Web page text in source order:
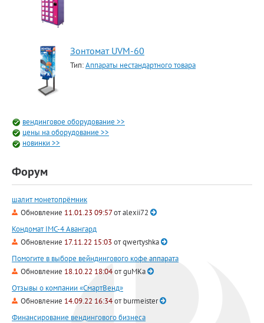
Зонтомат UVM-60
Тип:Аппараты нестандартного товара
вендинговое оборудование >>
цены на оборудование >>
новинки >>
Форум
шалит монетопрёмник
Обновление 11.01.23 09:57отalexii72
Кондомат IMC-4 Авангард
Обновление 17.11.22 15:03 отqwertyshka
Помогите в выборе вейндингового кофе аппарата
Обновление 18.10.22 18:04отguMKa
Отзывы о компании «СмартВенд»
Обновление 14.09.22 16:34отburmeister
Финансирование вендингового бизнеса